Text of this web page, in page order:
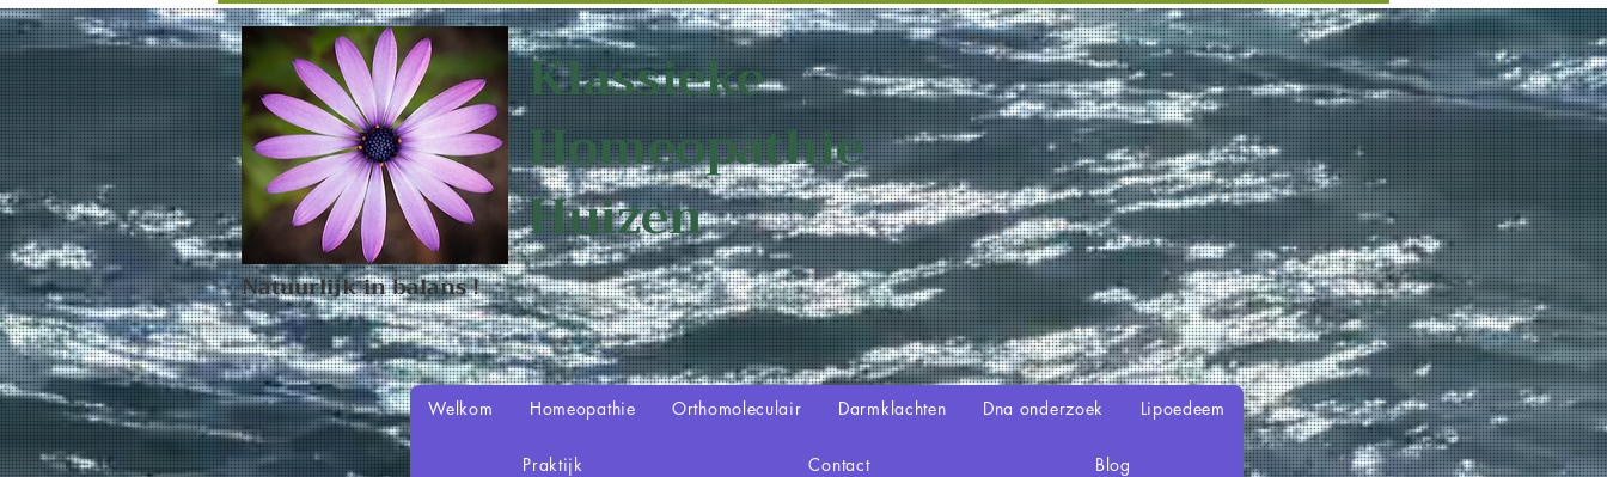
Klassieke
Homeopathie
Huizen
Natuurlijk in balans !
Welkom Homeopathie Orthomoleculair Darmklachten Dna onderzoek Lipoedeem
Praktijk Contact Blog